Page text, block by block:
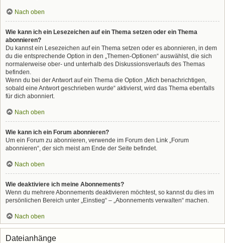
Nach oben
Wie kann ich ein Lesezeichen auf ein Thema setzen oder ein Thema
abonnieren?
Du kannst ein Lesezeichen auf ein Thema setzen oder es abonnieren, in dem
du die entsprechende Option in den „Themen-Optionen“ auswählst, die sich
normalerweise ober- und unterhalb des Diskussionsverlaufs des Themas
befinden.
Wenn du bei der Antwort auf ein Thema die Option „Mich benachrichtigen,
sobald eine Antwort geschrieben wurde“ aktivierst, wird das Thema ebenfalls
für dich abonniert.
Nach oben
Wie kann ich ein Forum abonnieren?
Um ein Forum zu abonnieren, verwende im Forum den Link „Forum
abonnieren“, der sich meist am Ende der Seite befindet.
Nach oben
Wie deaktiviere ich meine Abonnements?
Wenn du mehrere Abonnements deaktivieren möchtest, so kannst du dies im
persönlichen Bereich unter „Einstieg“ – „Abonnements verwalten“ machen.
Nach oben
Dateianhänge